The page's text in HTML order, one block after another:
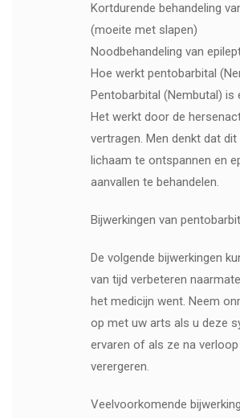
Kortdurende behandeling
(moeite met slapen)
Noodbehandeling van
Hoe werkt pentobarbital
Pentobarbital (Nembutal) is
Het werkt door de
vertragen. Men denkt dat
lichaam te ontspannen en
aanvallen te behandelen.
Bijwerkingen van
De volgende bijwerkingen
van tijd verbeteren
het medicijn went. Neem
op met uw arts als u deze
ervaren of als ze na verloop
verergeren.
Veelvoorkomende